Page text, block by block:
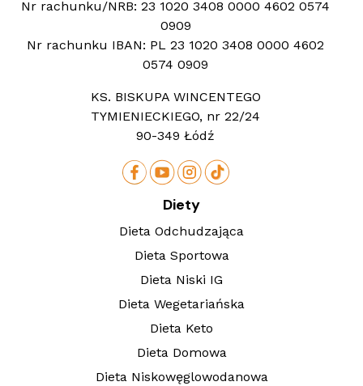
Nr rachunku/NRB: 23 1020 3408 0000 4602 0574
0909
Nr rachunku IBAN: PL 23 1020 3408 0000 4602
0574 0909
KS. BISKUPA WINCENTEGO
TYMIENIECKIEGO, nr 22/24
90-349 Łódź
Diety
Dieta Odchudzająca
Dieta Sportowa
Dieta Niski IG
Dieta Wegetariańska
Dieta Keto
Dieta Domowa
Dieta Niskowęglowodanowa